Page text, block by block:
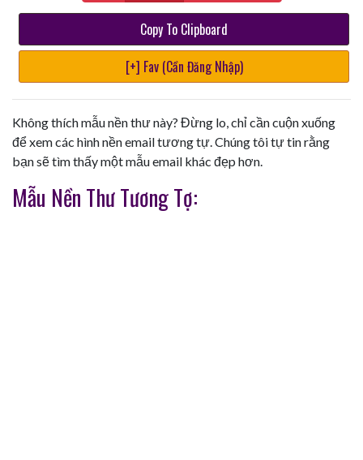
Copy To Clipboard
[+] Fav (Cần Đăng Nhập)
Không thích mẫu nền thư này? Đừng lo, chỉ cần cuộn xuống
để xem các hình nền email tương tự. Chúng tôi tự tin rằng
bạn sẽ tìm thấy một mẫu email khác đẹp hơn.
Mẫu Nền Thư Tương Tợ: